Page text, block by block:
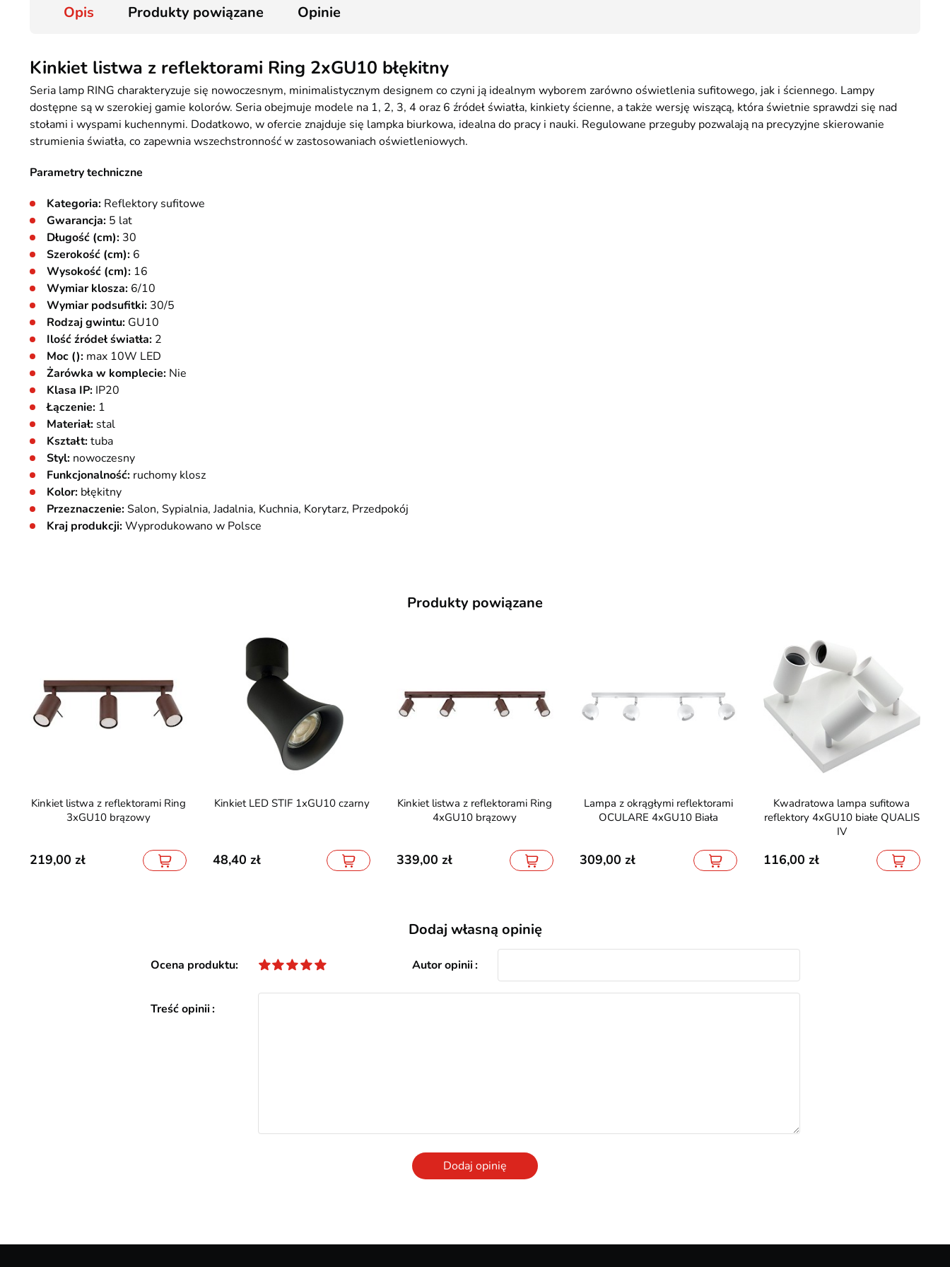
Opis Produkty powiązane Opinie
Kinkiet listwa z reflektorami Ring 2xGU10 błękitny
Seria lamp RING charakteryzuje się nowoczesnym, minimalistycznym designem co czyni ją idealnym wyborem zarówno oświetlenia sufitowego, jak i ściennego. Lampy
dostępne są w szerokiej gamie kolorów. Seria obejmuje modele na 1, 2, 3, 4 oraz 6 źródeł światła, kinkiety ścienne, a także wersję wiszącą, która świetnie sprawdzi się nad
stołami i wyspami kuchennymi. Dodatkowo, w ofercie znajduje się lampka biurkowa, idealna do pracy i nauki. Regulowane przeguby pozwalają na precyzyjne skierowanie
strumienia światła, co zapewnia wszechstronność w zastosowaniach oświetleniowych.
Parametry techniczne
Kategoria: Reflektory sufitowe
Gwarancja: 5 lat
Długość (cm): 30
Szerokość (cm): 6
Wysokość (cm): 16
Wymiar klosza: 6/10
Wymiar podsufitki: 30/5
Rodzaj gwintu: GU10
Ilość źródeł światła: 2
Moc (): max 10W LED
Żarówka w komplecie: Nie
Klasa IP: IP20
Łączenie: 1
Materiał: stal
Kształt:tuba
Styl: nowoczesny
Funkcjonalność: ruchomy klosz
Kolor: błękitny
Przeznaczenie:Salon, Sypialnia, Jadalnia, Kuchnia, Korytarz, Przedpokój
Kraj produkcji:Wyprodukowano w Polsce
Produkty powiązane
Kinkiet listwa z reflektorami Ring
3xGU10 brązowy
219,00
Kinkiet LED STIF 1xGU10 czarny
48,40
Kinkiet listwa z reflektorami Ring
4xGU10 brązowy
339,00
Lampa z okrągłymi reflektorami
OCULARE 4xGU10 Biała
309,00
Kwadratowa lampa sufitowa
reflektory 4xGU10 białe QUALIS
IV
116,00
Dodaj własną opinię
Ocena produktu Autor opinii
Treść opinii
Dodaj opinię